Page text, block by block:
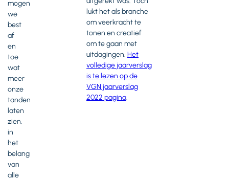
mogen
we
best
af
en
toe
wat
meer
onze
tanden
laten
zien,
in
het
belang
van
alle
lukt het als branche
om veerkracht te
tonen en creatief
om te gaan met
uitdagingen. Het
volledige jaarverslag
is te lezen op de
VGN jaarverslag
2022 pagina.